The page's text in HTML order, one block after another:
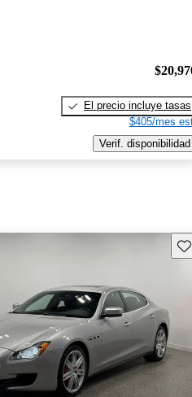
El precio incluye tasas
$405/mes
Verif. disponibilidad